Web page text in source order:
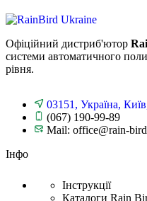
Офіційний дистриб'ютор
системи автоматичного
рівня.
03151, Україна,
(067) 190-99-89
Mail: office@rain-
Інфо
Інструкції
Каталоги Rain